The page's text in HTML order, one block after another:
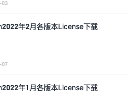
03
年2月各版本License下载
07
年1月各版本License下载